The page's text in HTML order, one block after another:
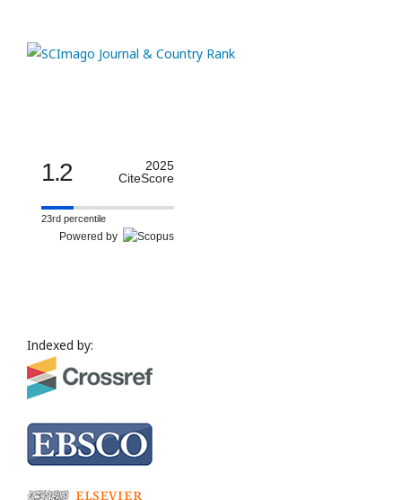
1.2
2025
CiteScore
23rd percentile
Powered by
Indexed by: